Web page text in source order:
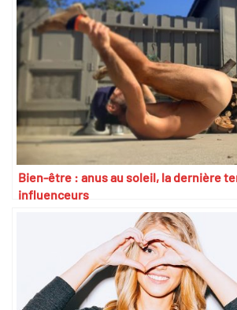
Bien-être : anus au soleil, la dernière
influenceurs